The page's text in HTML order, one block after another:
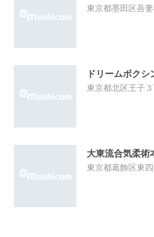
東京都墨田区吾
ドリームボクシ
東京都北区王子
大東流合気柔術
東京都葛飾区東